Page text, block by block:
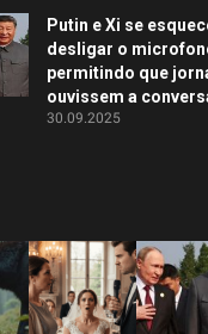
Putin e Xi se
desligar o
permitindo que
ouvissem a
30.09.2025